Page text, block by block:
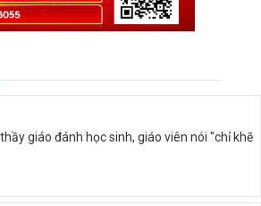
giáo đánh học sinh, giáo viên nói "chỉ khẽ